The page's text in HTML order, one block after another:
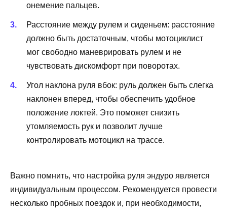
онемение пальцев.
Расстояние между рулем и сиденьем: расстояние
должно быть достаточным, чтобы мотоциклист
мог свободно маневрировать рулем и не
чувствовать дискомфорт при поворотах.
Угол наклона руля вбок: руль должен быть слегка
наклонен вперед, чтобы обеспечить удобное
положение локтей. Это поможет снизить
утомляемость рук и позволит лучше
контролировать мотоцикл на трассе.
Важно помнить, что настройка руля эндуро является
индивидуальным процессом. Рекомендуется провести
несколько пробных поездок и, при необходимости,